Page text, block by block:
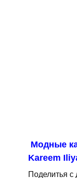
Модные
Kareem
Поделитья с